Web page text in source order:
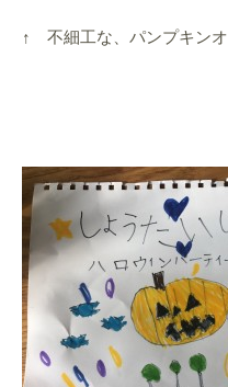
↑ 不細工な、パンプキン